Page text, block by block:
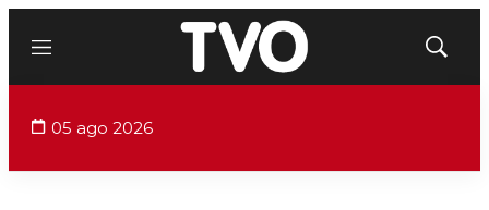
Menú
Mostrar
05 ago 2026